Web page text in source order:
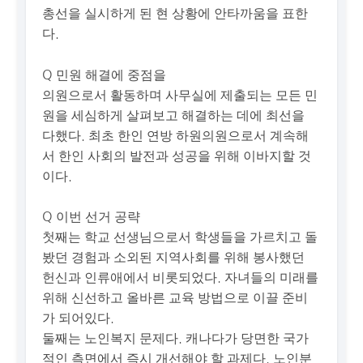
총선을 실시하게 된 현 상황에 안타까움을 표한
다.
Q 민원 해결에 중점을
의원으로서 활동하며 사무실에 제출되는 모든 민
원을 세심하게 살펴보고 해결하는 데에 최선을
다했다. 최초 한인 연방 하원의원으로서 계속해
서 한인 사회의 발전과 성공을 위해 이바지할 것
이다.
Q 이번 선거 공략
첫째는 학교 선생님으로서 학생들을 가르치고 돌
봤던 경험과 소외된 지역사회를 위해 봉사했던
헌신과 인류애에서 비롯되었다. 자녀들의 미래를
위해 신선하고 올바른 교육 방법으로 이끌 준비
가 되어있다.
둘째는 노인복지 문제다. 캐나다가 당면한 국가
적인 측면에서 즉시 개선해야 할 과제다. 노인분